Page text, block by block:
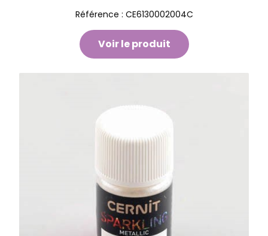
Référence : CE6130002004C
Voir le produit